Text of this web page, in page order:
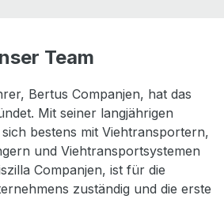
Team
Bertus Companjen, hat das
Mit seiner langjährigen
bestens mit Viehtransportern,
und Viehtransportsystemen
Companjen, ist für die
zuständig und die erste